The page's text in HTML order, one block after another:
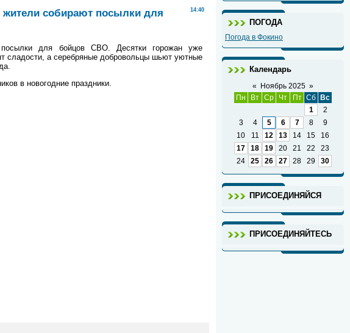
14:40
собирают посылки для
для бойцов СВО. Десятки горожан уже
сладости, а серебряные добровольцы шьют уютные
в новогодние праздники.
ПОГОДА
Погода в Фокино
Календарь
« Ноябрь 2025 »
Пн
Вт Ср Чт Пт Сб
Вс
1
2
3
4 5 6 7 8
9
10
11 12 13 14 15
16
17
18 19 20 21 22
23
24
25 26 27 28 29 30
ПРИСОЕДИНЯЙСЯ
ПРИСОЕДИНЯЙТЕСЬ